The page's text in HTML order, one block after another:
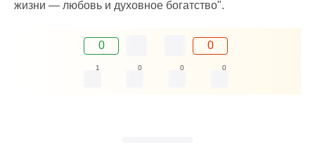
жизни — любовь и духовное богатство".
0 0
1 0 0 0